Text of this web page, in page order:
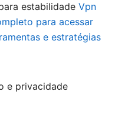
estabilidade Vpn
para acessar
e estratégias
e privacidade